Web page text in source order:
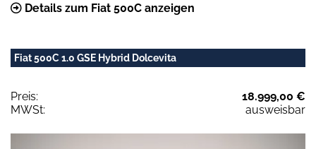
Details zum Fiat 500C anzeigen
Fiat 500C 1.0 GSE Hybrid Dolcevita
Preis:
18.999,00 €
MWSt:
ausweisbar